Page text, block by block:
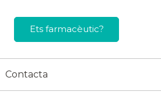
Ets farmacèutic?
Contacta